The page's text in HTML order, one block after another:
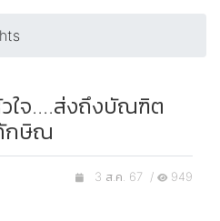
ใจ....ส่งถึงบัณฑิต
กษิณ
3 ส.ค. 67 / 949